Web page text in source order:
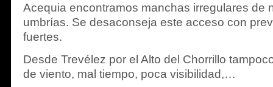
Acequia encontramos manchas irregulares de
umbrías. Se desaconseja este acceso con
fuertes.
Desde Trevélez por el Alto del Chorrillo
de viento, mal tiempo, poca visibilidad,…